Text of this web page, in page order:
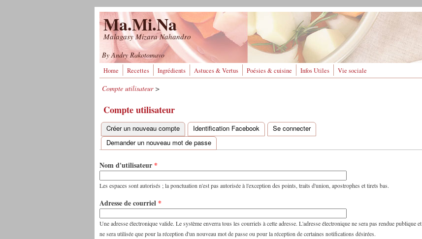
Ma.Mi.Na
Malagasy Mizara Nahandro
By Andry Rakotomavo
Home Recettes Ingrédients Astuces & Vertus Poésies & cuisine Infos Utiles Vie sociale
Compte utilisateur>
Compte utilisateur
Onglets principaux
Créer un nouveau compte (onglet actif)
Identification Facebook
Se connecter
Demander un nouveau mot de passe
Nom d'utilisateur *
Les espaces sont autorisés ; la ponctuation n'est pas autorisée à l'exception des points, traits d'union, apostrophes et tirets bas.
Adresse de courriel *
Une adresse électronique valide. Le système enverra tous les courriels à cette adresse. L'adresse électronique ne sera pas rendue publique et
ne sera utilisée que pour la réception d'un nouveau mot de passe ou pour la réception de certaines notifications désirées.